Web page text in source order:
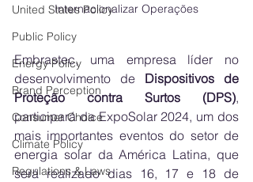
United States Policy
Public Policy
Energy Policy
Brand Perception
Consumer Choice
Climate Policy
Regulations & Laws
Internacionalizar Operações
Embrastec, uma empresa líder no
desenvolvimento de Dispositivos de
Proteção contra Surtos (DPS),
participará da ExpoSolar 2024, um dos
mais importantes eventos do setor de
energia solar da América Latina, que
será realizado dias 16, 17 e 18 de